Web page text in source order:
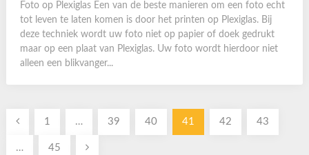
Foto op Plexiglas Een van de beste manieren om een foto echt
tot leven te laten komen is door het printen op Plexiglas. Bij
deze techniek wordt uw foto niet op papier of doek gedrukt
maar op een plaat van Plexiglas. Uw foto wordt hierdoor niet
alleen een blikvanger...
Berichten
paginering
1 … 39 40 41 42 43
… 45